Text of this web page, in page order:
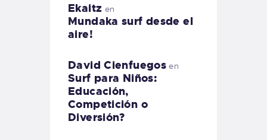
Ekaitz en
Mundaka surf desde el
aire!
David Cienfuegos en
Surf para Niños:
Educación,
Competición o
Diversión?